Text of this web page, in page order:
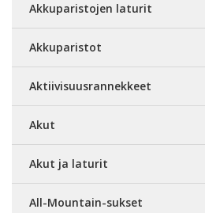
Akkuparistojen laturit
Akkuparistot
Aktiivisuusrannekkeet
Akut
Akut ja laturit
All-Mountain-sukset